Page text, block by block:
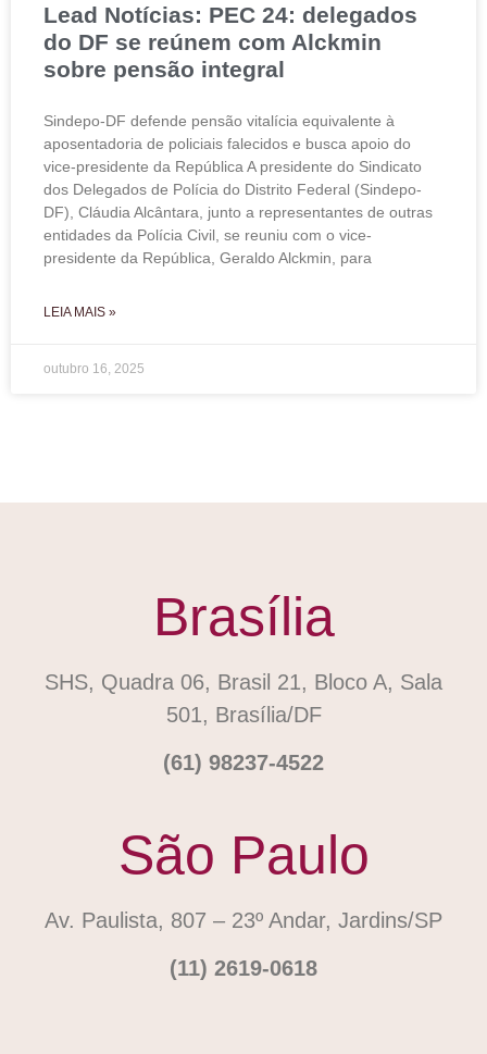
Lead Notícias: PEC 24: delegados
do DF se reúnem com Alckmin
sobre pensão integral
Sindepo-DF defende pensão vitalícia equivalente à
aposentadoria de policiais falecidos e busca apoio do
vice-presidente da República A presidente do Sindicato
dos Delegados de Polícia do Distrito Federal (Sindepo-
DF), Cláudia Alcântara, junto a representantes de outras
entidades da Polícia Civil, se reuniu com o vice-
presidente da República, Geraldo Alckmin, para
LEIA MAIS »
outubro 16, 2025
Brasília
SHS, Quadra 06, Brasil 21, Bloco A, Sala
501, Brasília/DF
(61) 98237-4522
São Paulo
Av. Paulista, 807 – 23º Andar, Jardins/SP
(11) 2619-0618